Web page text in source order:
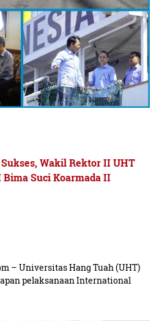
Wakil Rektor II UHT
Suci Koarmada II
– Universitas Hang Tuah (UHT)
pelaksanaan International